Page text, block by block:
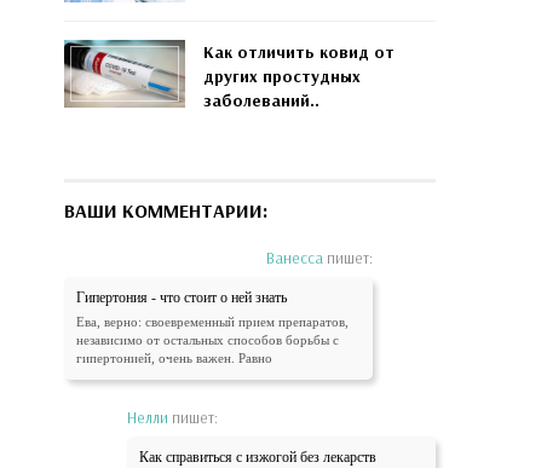
Как отличить ковид от
других простудных
заболеваний..
ВАШИ КОММЕНТАРИИ:
Ванесса пишет:
Гипертония - что стоит о ней знать
Ева, верно: своевременный прием препаратов,
независимо от остальных способов борьбы с
гипертонией, очень важен. Равно
Нелли пишет:
Как справиться с изжогой без лекарств